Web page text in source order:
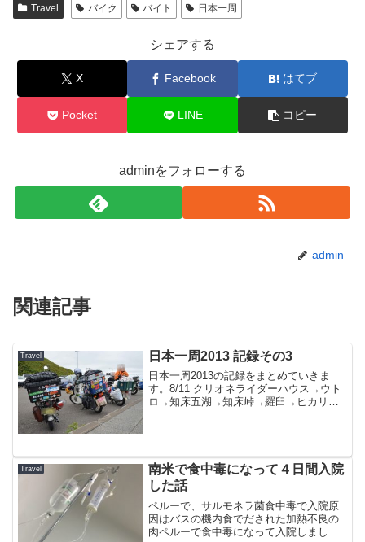
Travel バイク バイト 日本一周
シェアする
X Facebook はてブ
Pocket LINE コピー
adminをフォローする
admin
関連記事
Travel 日本一周2013 記録その3
日本一周2013の記録をまとめていきま
す。8/11 クリオネライダーハウス→ウト
ロ→知床五湖→知床峠→羅臼→ヒカリゴ
離...
Travel
南米で食中毒になって４日間入院
した話
ペルーで、サルモネラ菌食中毒で入院原
因はバスの機内食でだされた加熱不良の
肉ペルーで食中毒になって入院しまし